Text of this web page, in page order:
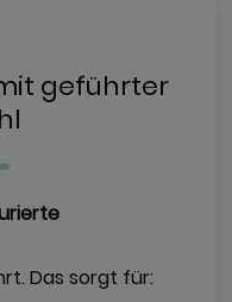
geführter
Das sorgt für: